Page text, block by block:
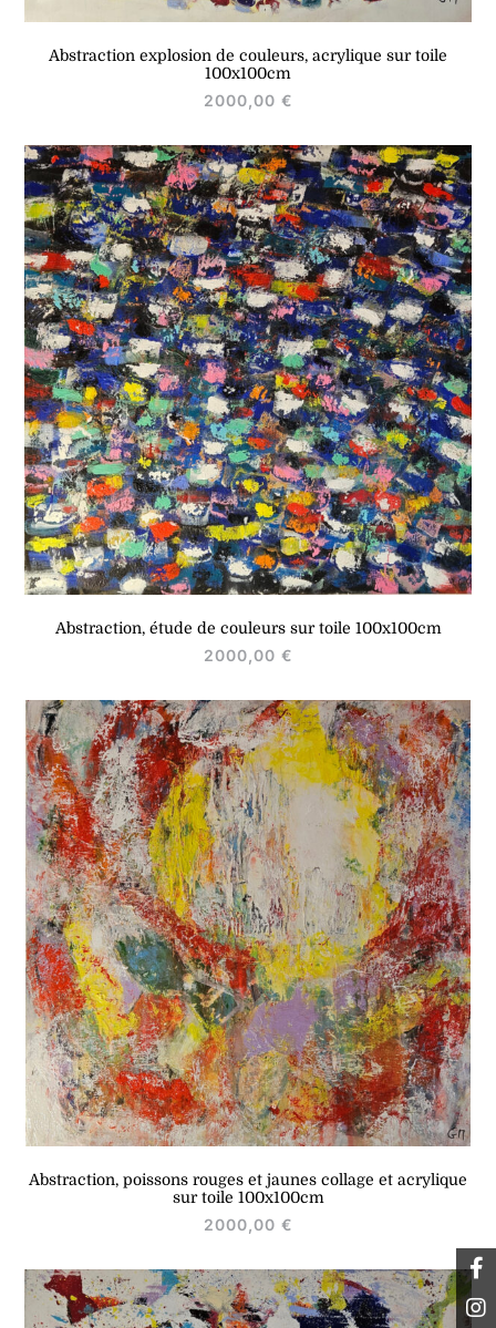
Abstraction explosion de couleurs, acrylique sur toile
100x100cm
2000,00 €
Abstraction, étude de couleurs sur toile 100x100cm
2000,00 €
Abstraction, poissons rouges et jaunes collage et acrylique
sur toile 100x100cm
2000,00 €